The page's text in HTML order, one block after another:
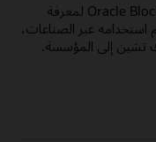
اقرأ هذا الكتاب الإلكتروني الجديد لـ Oracle Blockchain لمعرفة
عبر الصناعات،